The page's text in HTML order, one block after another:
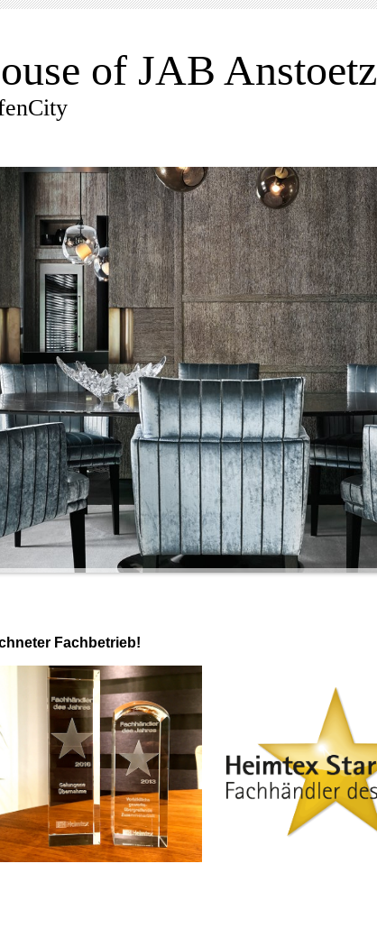
of JAB Anstoetz
Fachbetrieb!